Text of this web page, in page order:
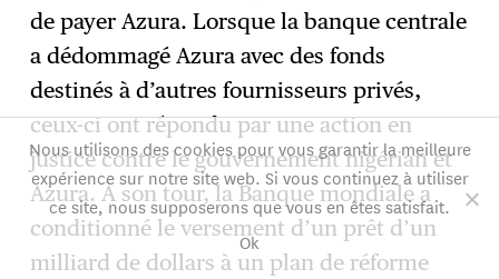
de payer Azura. Lorsque la banque centrale
a dédommagé Azura avec des fonds
destinés à d’autres fournisseurs privés,
ceux-ci ont répondu par une action en
justice contre le gouvernement nigérian et
Azura. À son tour, la Banque mondiale a
conditionné le versement d’un prêt d’un
milliard de dollars à un plan de réforme
Nous utilisons des cookies pour vous garantir la meilleure
expérience sur notre site web. Si vous continuez à utiliser
ce site, nous supposerons que vous en êtes satisfait.
Ok